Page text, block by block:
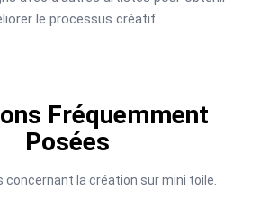
le processus créatif.
Fréquemment
Posées
concernant la création sur mini toile.